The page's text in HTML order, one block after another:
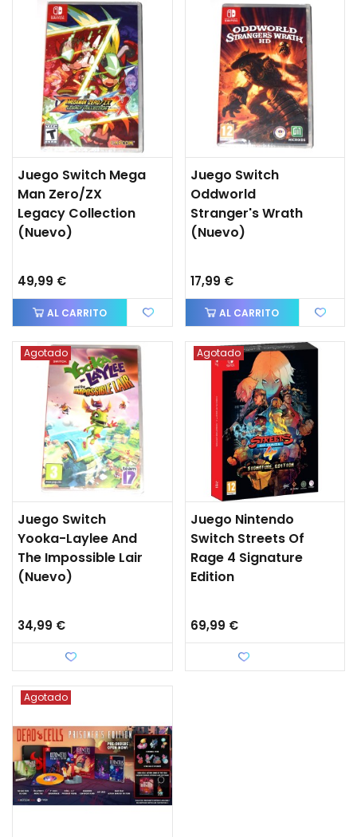
Juego Switch Mega
Man Zero/ZX
Legacy Collection
(nuevo)
49,99 €
AL CARRITO
Juego Switch
Oddworld
Stranger's Wrath
(nuevo)
17,99 €
AL CARRITO
Agotado
Juego Switch
Yooka-Laylee And
The Impossible Lair
(nuevo)
34,99 €
Agotado
Juego Nintendo
Switch Streets Of
Rage 4 Signature
Edition
69,99 €
Agotado